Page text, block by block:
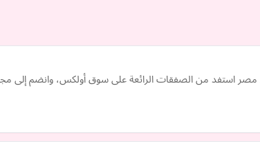
استفد من الصفقات الرائعة على سوق أولكس، وانضم إلى